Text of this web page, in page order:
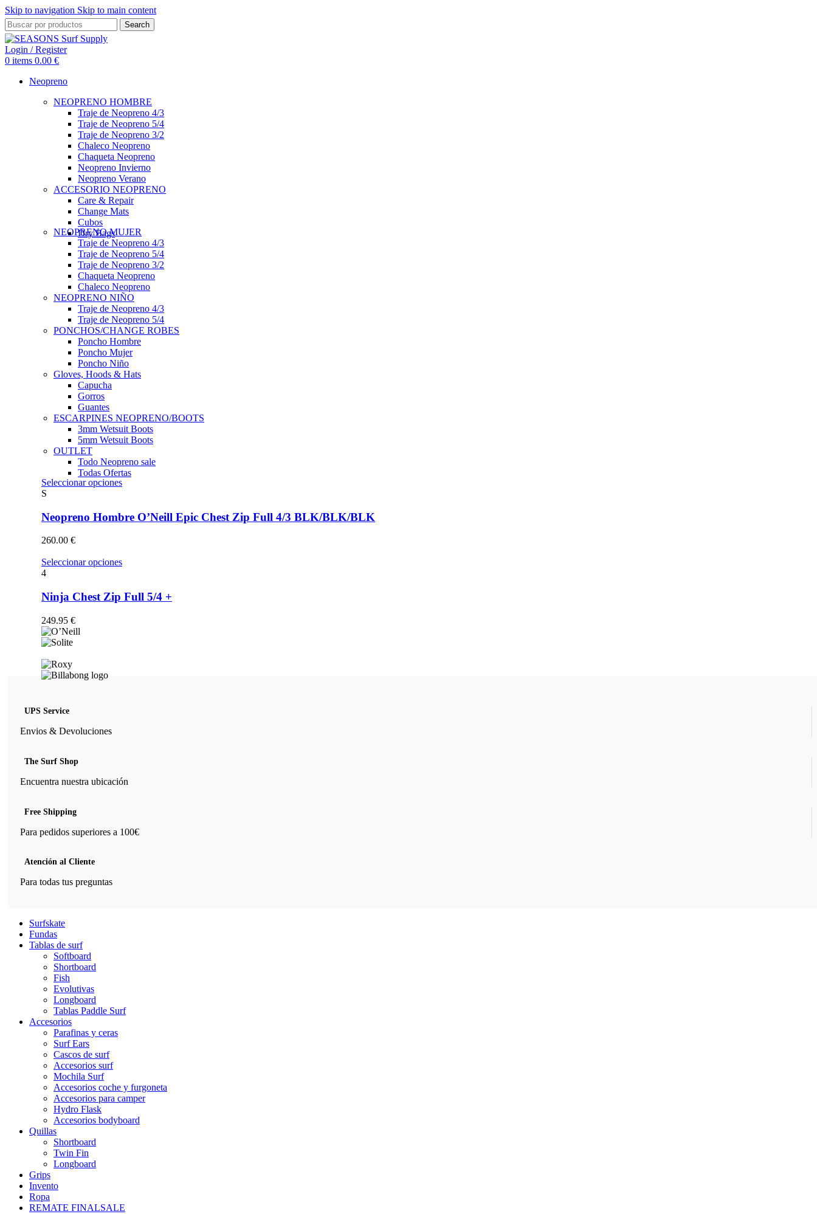
Skip to navigation Skip to main content
Search
Login / Register
0 items 0.00 €
Neopreno
NEOPRENO HOMBRE
Traje de Neopreno 4/3
Traje de Neopreno 5/4
Traje de Neopreno 3/2
Chaleco Neopreno
Chaqueta Neopreno
Neopreno Invierno
Neopreno Verano
ACCESORIO NEOPRENO
Care & Repair
Change Mats
Cubos
Dry Bags
NEOPRENO MUJER
Traje de Neopreno 4/3
Traje de Neopreno 5/4
Traje de Neopreno 3/2
Chaqueta Neopreno
Chaleco Neopreno
NEOPRENO NIÑO
Traje de Neopreno 4/3
Traje de Neopreno 5/4
PONCHOS/CHANGE ROBES
Poncho Hombre
Poncho Mujer
Poncho Niño
Gloves, Hoods & Hats
Capucha
Gorros
Guantes
ESCARPINES NEOPRENO/BOOTS
3mm Wetsuit Boots
5mm Wetsuit Boots
OUTLET
Todo Neopreno sale
Todas Ofertas
Seleccionar opcionesEste
múltiples
variantes.
se
pueden
en
la
S
Neopreno Hombre O’Neill Epic Chest Zip Full 4/3 BLK/BLK/BLK
260.00 €
Seleccionar opcionesEste
múltiples
variantes.
4
Ninja Chest Zip Full 5/4 +
249.95 €
UPS Service
Envios & Devoluciones
The Surf Shop
Encuentra nuestra ubicación
Free Shipping
Para pedidos superiores a 100€
Atención al Cliente
Para todas tus preguntas
Surfskate
Fundas
Tablas de surf
Softboard
Shortboard
Fish
Evolutivas
Longboard
Tablas Paddle Surf
Accesorios
Parafinas y ceras
Surf Ears
Cascos de surf
Accesorios surf
Mochila Surf
Accesorios coche y furgoneta
Accesorios para camper
Hydro Flask
Accesorios bodyboard
Quillas
Shortboard
Twin Fin
Longboard
Grips
Invento
Ropa
REMATE FINALSALE